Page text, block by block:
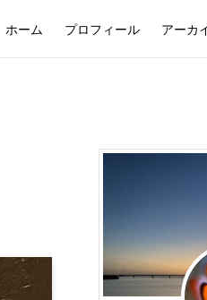
ホーム プロフィール アーカ